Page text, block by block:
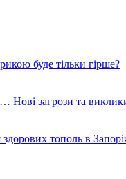
буде тільки гірше?
Нові загрози та
тополь в